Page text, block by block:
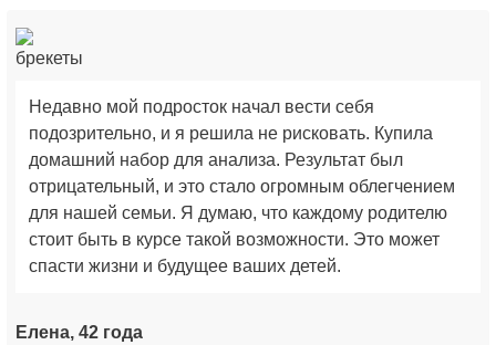
Недавно мой подросток начал вести себя
подозрительно, и я решила не рисковать. Купила
домашний набор для анализа. Результат был
отрицательный, и это стало огромным облегчением
для нашей семьи. Я думаю, что каждому родителю
стоит быть в курсе такой возможности. Это может
спасти жизни и будущее ваших детей.
Елена, 42 года